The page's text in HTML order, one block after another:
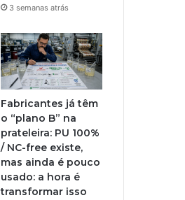
3 semanas atrás
Fabricantes já têm
o “plano B” na
prateleira: PU 100%
/ NC-free existe,
mas ainda é pouco
usado: a hora é
transformar isso